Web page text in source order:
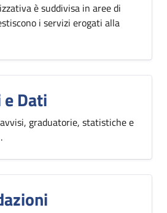
è suddivisa in aree di
i servizi erogati alla
Dati
graduatorie, statistiche e